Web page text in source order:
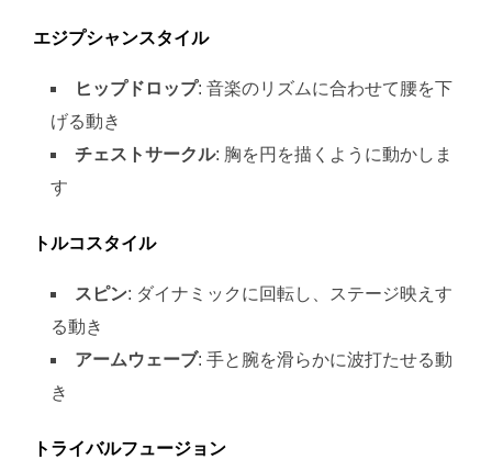
エジプシャンスタイル
ヒップドロップ: 音楽のリズムに合わせて腰を下
げる動き
チェストサークル: 胸を円を描くように動かしま
す
トルコスタイル
スピン: ダイナミックに回転し、ステージ映えす
る動き
アームウェーブ: 手と腕を滑らかに波打たせる動
き
トライバルフュージョン